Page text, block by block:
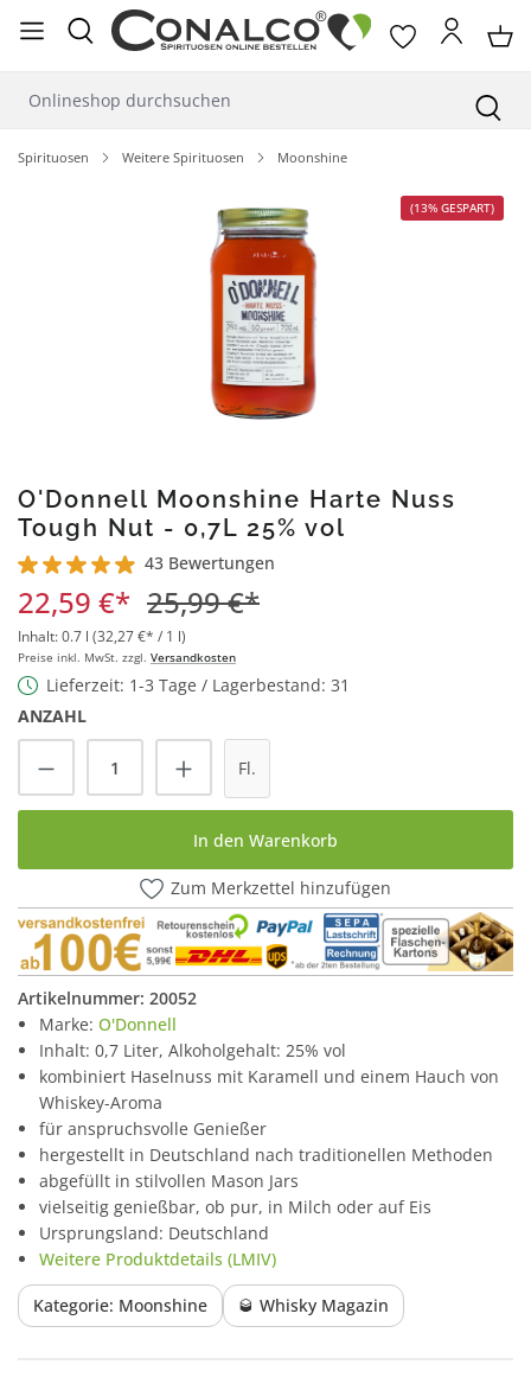
springen
Spirituosen Weitere Spirituosen Moonshine
(13% GESPART)
O'Donnell Moonshine Harte Nuss
Tough Nut - 0,7L 25% vol
Durchschnittliche Bewertung von 4.9 von 5 Sternen
43 Bewertungen
22,59 €* 25,99 €*
Inhalt:0.7 l (32,27 €* / 1 l)
Preise inkl. MwSt. zzgl. Versandkosten
Lieferzeit: 1-3 Tage / Lagerbestand: 31
ANZAHL
Produkt Anzahl: Gib den gewünschten
Fl.
In den Warenkorb
Zum Merkzettel hinzufügen
Artikelnummer: 20052
Marke: O'Donnell
Inhalt: 0,7 Liter, Alkoholgehalt: 25% vol
kombiniert Haselnuss mit Karamell und einem Hauch von
Whiskey-Aroma
für anspruchsvolle Genießer
hergestellt in Deutschland nach traditionellen Methoden
abgefüllt in stilvollen Mason Jars
vielseitig genießbar, ob pur, in Milch oder auf Eis
Ursprungsland: Deutschland
Weitere Produktdetails (LMIV)
Kategorie: Moonshine 🥃 Whisky Magazin